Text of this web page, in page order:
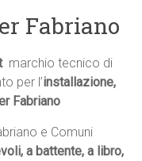
Fabriano
 marchio tecnico di
per l’installazione,
Fabriano
e Comuni
a battente, a libro,